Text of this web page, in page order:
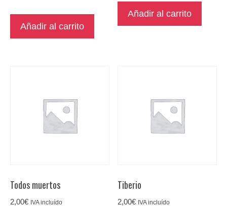
Añadir al carrito
Añadir al carrito
Todos muertos
2,00€ IVA incluído
Tiberio
2,00€ IVA incluído